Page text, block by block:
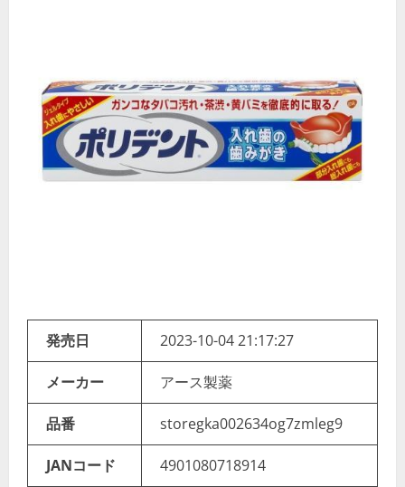
発売日 2023-10-04 21:17:27
メーカー アース製薬
品番 storegka002634og7zmleg9
JANコード 4901080718914